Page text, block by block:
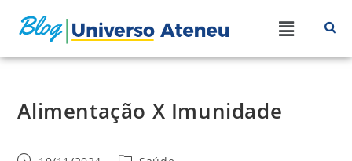
Alimentação X Imunidade